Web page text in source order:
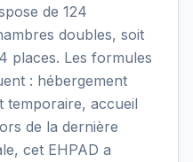
de 124
doubles, soit
places. Les formules
: hébergement
temporaire, accueil
de la dernière
cet EHPAD a